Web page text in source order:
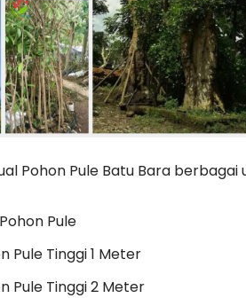
Pohon Pule Batu Bara berbagai
Pule
Pule Tinggi 1 Meter
Pule Tinggi 2 Meter